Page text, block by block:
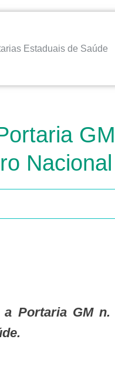
Estaduais de Saúde